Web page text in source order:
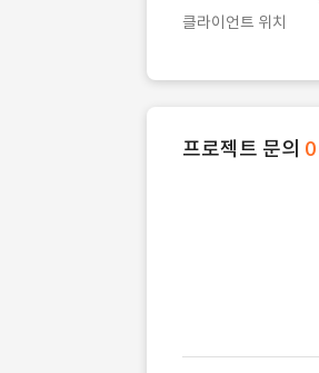
클라이언트 위치
프로젝트 문의 0